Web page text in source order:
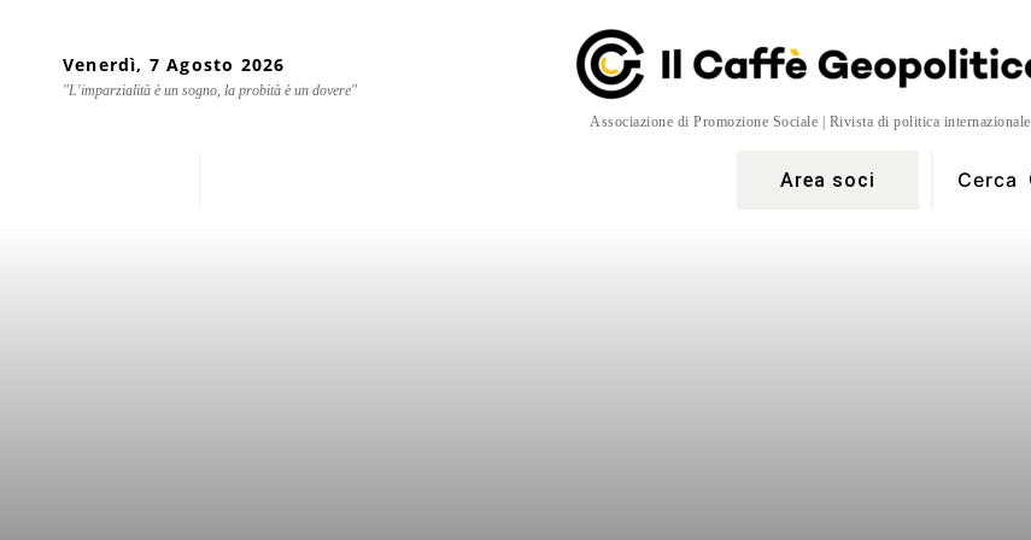
Venerdì, 7 Agosto 2026
"L'imparzialità è un sogno, la probità è un dovere"
Associazione di Promozione Sociale | Rivista di politica internazionale
Area soci Cerca